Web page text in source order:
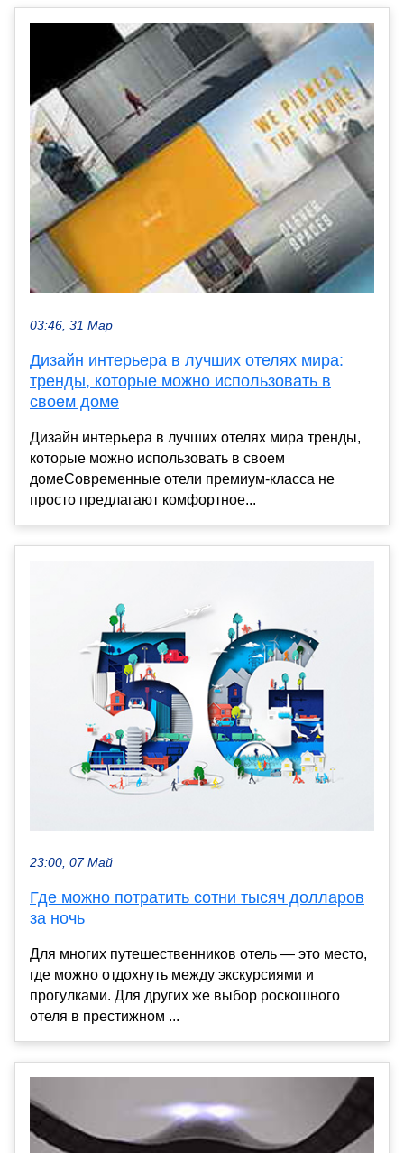
03:46, 31 Мар
Дизайн интерьера в лучших отелях мира:
тренды, которые можно использовать в
своем доме
Дизайн интерьера в лучших отелях мира тренды,
которые можно использовать в своем
домеСовременные отели премиум-класса не
просто предлагают комфортное...
23:00, 07 Май
Где можно потратить сотни тысяч долларов
за ночь
Для многих путешественников отель — это место,
где можно отдохнуть между экскурсиями и
прогулками. Для других же выбор роскошного
отеля в престижном ...